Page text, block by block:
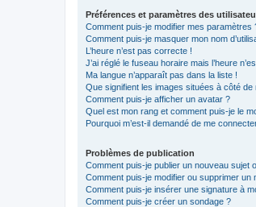
Préférences et paramètres des
Comment puis-je modifier mes paramètres
Comment puis-je masquer mon nom
L’heure n’est pas correcte !
J’ai réglé le fuseau horaire mais l’heure
Ma langue n’apparaît pas dans la liste !
Que signifient les images situées à côté de
Comment puis-je afficher un avatar ?
Quel est mon rang et comment puis-je le
Pourquoi m’est-il demandé de me
Problèmes de publication
Comment puis-je publier un nouveau sujet
Comment puis-je modifier ou supprimer un
Comment puis-je insérer une signature à
Comment puis-je créer un sondage ?